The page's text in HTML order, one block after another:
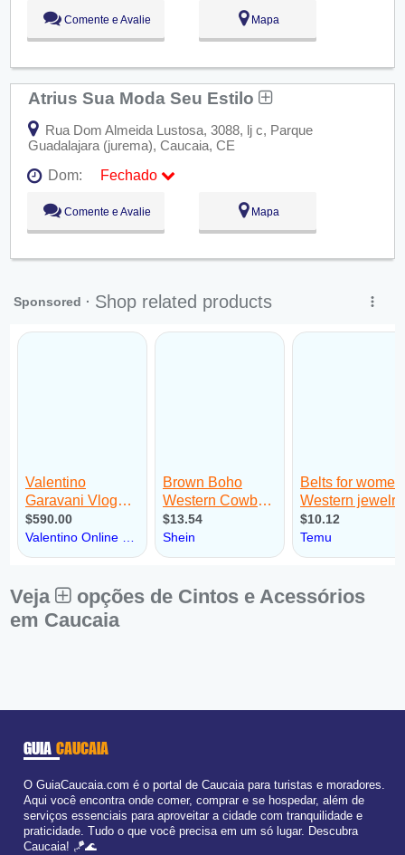
Seg:
Ter:
09:00 - 18:00
Qua:
09:00 - 18:00
Sex:
09:00 - 18:00
Sáb:
Fechado
Dom:
Fechado
Comente e Avalie Mapa
Atrius Sua Moda Seu Estilo
Rua Dom Almeida Lustosa, 3088, lj c, Parque
Guadalajara (jurema), Caucaia, CE
Dom:
Fechado
Seg:
Ter:
09:00 - 18:00
Qua:
09:00 - 18:00
Sex:
09:00 - 18:00
Dom:
Fechado
Comente e Avalie Mapa
Veja
opções de Cintos e Acessórios
em Caucaia
GUIA CAUCAIA
O GuiaCaucaia.com é o portal de Caucaia para turistas e moradores.
Aqui você encontra onde comer, comprar e se hospedar, além de
serviços essenciais para aproveitar a cidade com tranquilidade e
praticidade. Tudo o que você precisa em um só lugar. Descubra
Caucaia! 🪁🌊